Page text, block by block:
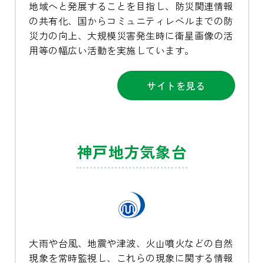
地域へと発展することを目指し、防災関連情報
の共有化、国からコミュニティレベルまでの防
災力の向上、大規模災害発生時に衛星画像の活
用等の幅広い活動を実施しています。
サイトを見る
神戸地方気象台
大雨や台風、地震や津波、火山噴火などの自然
現象を常時監視し、これらの現象に関する情報